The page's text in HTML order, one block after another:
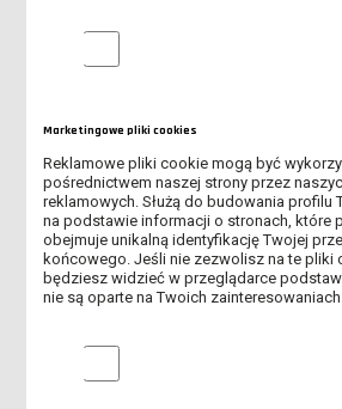
głównego)
kierunek:budownictwo
23.09.2025 r.(wtorek)
godz. 15:00 - szkolenie biblioteczne -
godz. 16:40 - szkolenie BHP - sala
budynku głównego)
Analityczne pliki cookie
Marketingowe pliki cookies
Reklamowe pliki cookie mogą być
pośrednictwem naszej strony przez
reklamowych. Służą do budowania profilu
na podstawie informacji o stronach, które
obejmuje unikalną identyfikację Twojej
końcowego. Jeśli nie zezwolisz na te pliki
będziesz widzieć w przeglądarce
nie są oparte na Twoich
Marketingowe pliki cookies